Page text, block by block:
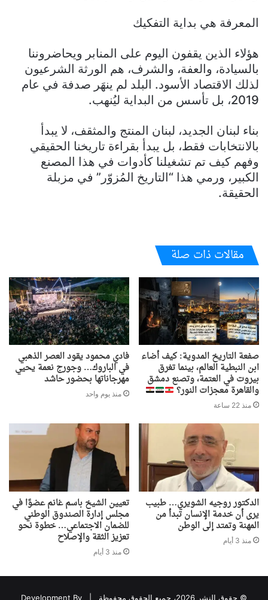
​المعرفة هي بداية التفكيك
​هؤلاء الذين يقفون اليوم على المنابر ويحاضروننا
بالسيادة، والعفة، والشرف، هم الورثة الشرعيون
لذلك الاقتصاد الأسود. البلد لم ينهَر صدفة في عام
2019، بل تأسس من البداية ليُنهب.
​بناء لبنان الجديد، لبنان المنتج والمثقف، لا يبدأ
بالانتخابات فقط، بل يبدأ بقراءة تاريخنا الحقيقي
وفهم كيف تم تشغيلنا كأدوات في هذا المصنع
الكبير، ورمي هذا “التاريخ المُزوّر” في مزبلة
الحقيقة.
مقالات ذات صلة
صفعة التاريخ المدوية: كيف أضاء
ابن النبطية العالم، بينما تغرق
بيروت في العتمة، وتصنع دمشق
والقاهرة معجزات النور؟
منذ 22 ساعة
فادي محمود يقود العصر الذهبي
في الباروك… وجورج نعمة يحيي
مهرجاناتها بحضور حاشد
منذ يوم واحد
الدكتور روجيه الشويري… طبيب
يرى أن خدمة الإنسان تبدأ من
المهنة وتمتد إلى الوطن
منذ 3 أيام
تعيين الشيخ باسم غانم عضوًا في
مجلس إدارة الصندوق الوطني
للضمان الاجتماعي… خطوة نحو
تعزيز الثقة والإصلاح
منذ 3 أيام
© حقوق النشر 2026، جميع الحقوق محفوظة | Development By